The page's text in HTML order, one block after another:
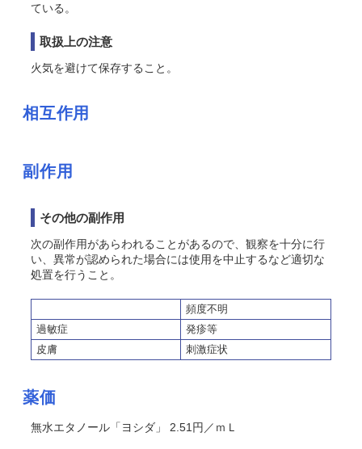
ている。
取扱上の注意
火気を避けて保存すること。
相互作用
副作用
その他の副作用
次の副作用があらわれることがあるので、観察を十分に行
い、異常が認められた場合には使用を中止するなど適切な
処置を行うこと。
頻度不明
過敏症
発疹等
皮膚
刺激症状
薬価
無水エタノール「ヨシダ」 2.51円／ｍＬ